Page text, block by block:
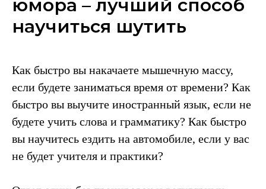
юмора – лучший способ
научиться шутить
Как быстро вы накачаете мышечную массу,
если будете заниматься время от времени? Как
быстро вы выучите иностранный язык, если не
будете учить слова и грамматику? Как быстро
вы научитесь ездить на автомобиле, если у вас
не будет учителя и практики?
Каждый понедельник я
по юмору! И что важно,
каждый раз с новой
порцией практических
знаний.
Это своего рода
доставка свежих